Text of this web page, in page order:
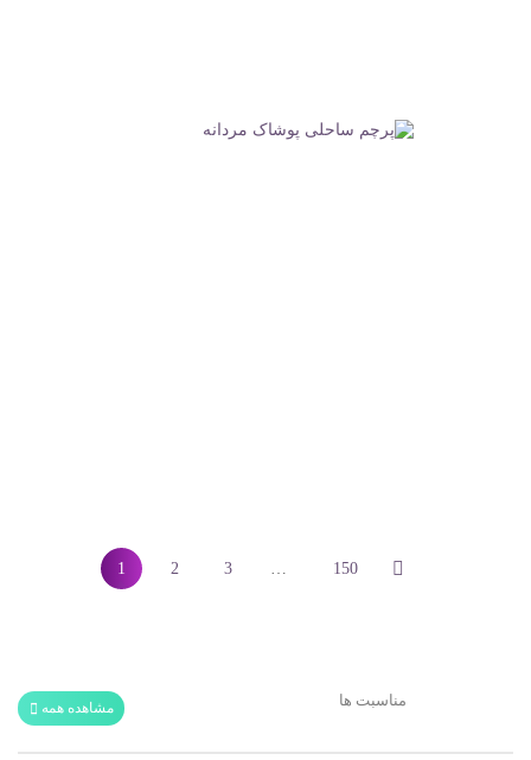
1 2 3 … 150
مناسبت ها مشاهده همه